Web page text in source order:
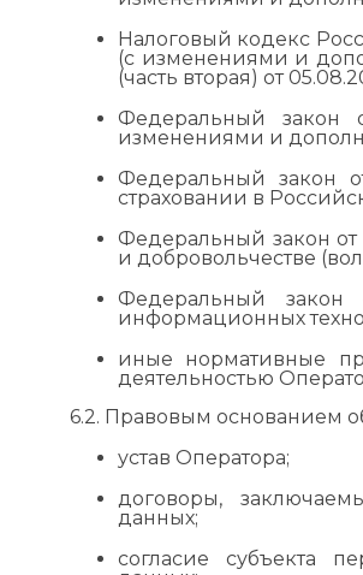
Налоговый кодекс
(с изменениями и
(часть вторая) от
Федеральный закон
изменениями и
Федеральный закон
страховании в
Федеральный закон от
и добровольчестве
Федеральный
информационных
иные нормативные
деятельностью
6.2. Правовым основанием
устав Оператора;
договоры,
данных;
согласие субъекта